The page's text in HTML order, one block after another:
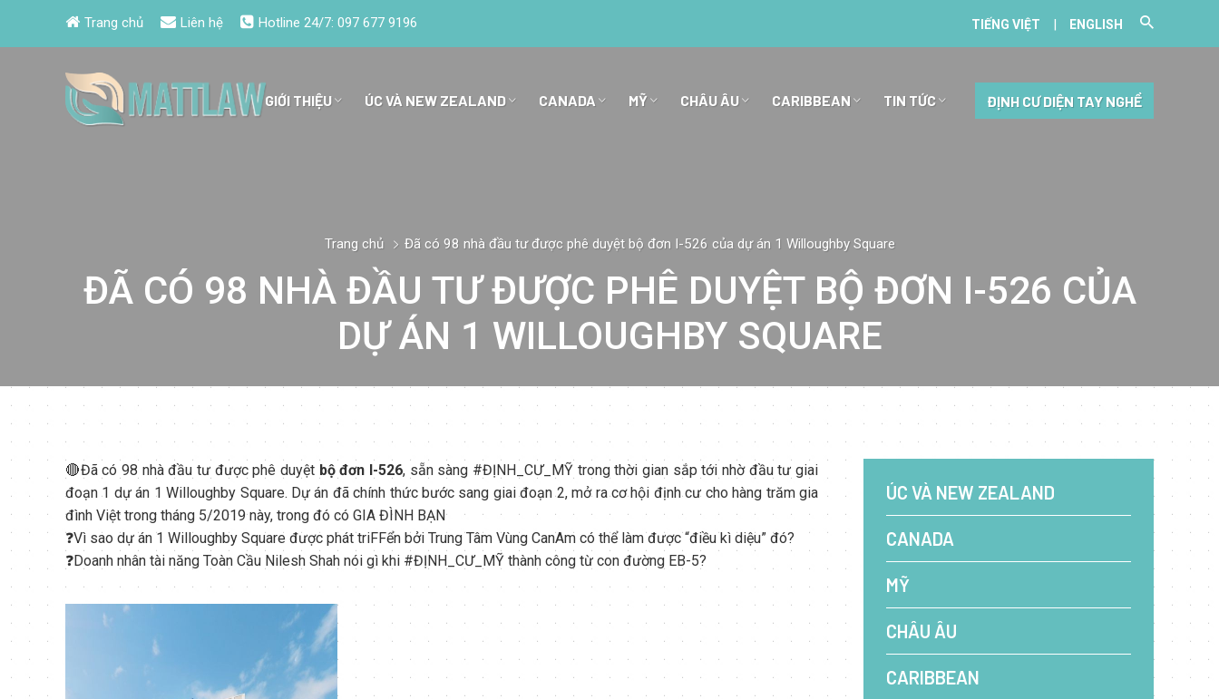
Trang chủ Liên hệ Hotline 24/7: 097 677 9196 TIẾNG VIỆT | ENGLISH
GIỚI THIỆU ÚC VÀ NEW ZEALAND CANADA MỸ CHÂU ÂU CARIBBEAN TIN TỨC ĐỊNH CƯ DIỆN TAY NGHỀ
Trang chủ Đã có 98 nhà đầu tư được phê duyệt bộ đơn I-526 của dự án 1 Willoughby Square
ĐÃ CÓ 98 NHÀ ĐẦU TƯ ĐƯỢC PHÊ DUYỆT BỘ ĐƠN I-526 CỦA
DỰ ÁN 1 WILLOUGHBY SQUARE
🔴Đã có 98 nhà đầu tư được phê duyệt bộ đơn I-526, sẵn sàng #ĐỊNH_CƯ_MỸ trong thời gian sắp tới nhờ đầu tư giai
đoạn 1 dự án 1 Willoughby Square. Dự án đã chính thức bước sang giai đoạn 2, mở ra cơ hội định cư cho hàng trăm gia
đình Việt trong tháng 5/2019 này, trong đó có GIA ĐÌNH BẠN
❓Vì sao dự án 1 Willoughby Square được phát triFFển bởi Trung Tâm Vùng CanAm có thể làm được “điều kì diệu” đó?
❓Doanh nhân tài năng Toàn Cầu Nilesh Shah nói gì khi #ĐỊNH_CƯ_MỸ thành công từ con đường EB-5?
ÚC VÀ NEW ZEALAND
CANADA
MỸ
CHÂU ÂU
CARIBBEAN